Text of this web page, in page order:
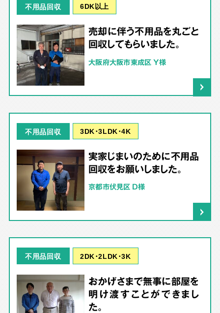
不用品回収 6DK以上
売却に伴う不用品を丸ごと
回収してもらいました。
大阪府大阪市東成区 Y様
不用品回収 3DK･3LDK･4K
実家じまいのために不用品
回収をお願いしました。
京都市伏見区 D様
不用品回収 2DK･2LDK･3K
おかげさまで無事に部屋を
明け渡すことができまし
た。